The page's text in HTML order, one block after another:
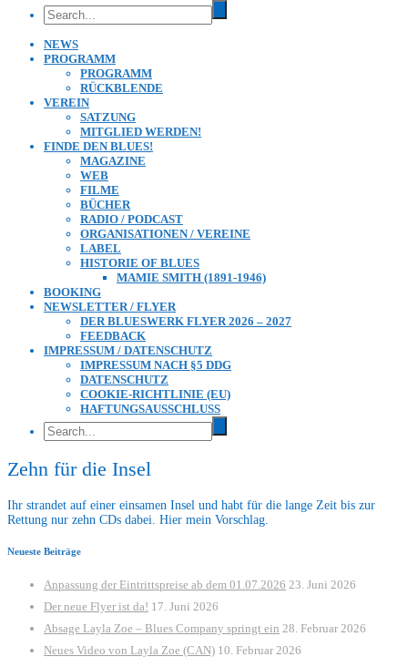
NEWS
PROGRAMM
PROGRAMM
RÜCKBLENDE
VEREIN
SATZUNG
MITGLIED WERDEN!
FINDE DEN BLUES!
MAGAZINE
WEB
FILME
BÜCHER
RADIO / PODCAST
ORGANISATIONEN / VEREINE
LABEL
HISTORIE OF BLUES
MAMIE SMITH (1891-1946)
BOOKING
NEWSLETTER / FLYER
DER BLUESWERK FLYER 2026 – 2027
FEEDBACK
IMPRESSUM / DATENSCHUTZ
IMPRESSUM NACH §5 DDG
DATENSCHUTZ
COOKIE-RICHTLINIE (EU)
HAFTUNGSAUSSCHLUSS
Zehn für die Insel
Ihr strandet auf einer einsamen Insel und habt für die lange Zeit bis zur
Rettung nur zehn CDs dabei. Hier mein Vorschlag.
Neueste Beiträge
Anpassung der Eintrittspreise ab dem 01.07.2026 23. Juni 2026
Der neue Flyer ist da! 17. Juni 2026
Absage Layla Zoe – Blues Company springt ein 28. Februar 2026
Neues Video von Layla Zoe (CAN) 10. Februar 2026